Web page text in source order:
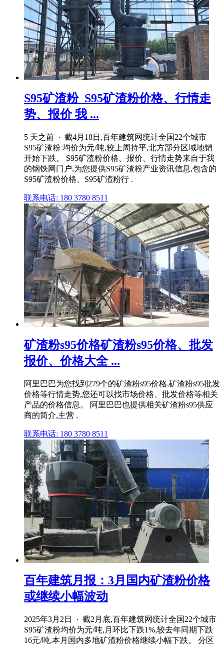
S95矿渣粉_S95矿渣粉价格、行情走
势、报价 我 ...
5 天之前 · 截4月18日,百年建筑网统计全国22个城市
S95矿渣粉 均价为元/吨,较上周持平,北方部分区域地销
开始下跌。 S95矿渣粉价格、报价、行情走势来自于我
的钢铁网门户,为您提供S95矿渣粉产业资讯信息,包含的
S95矿渣粉价格、S95矿渣粉行 .
联系电话: 180 3780 8511
矿渣粉s95价格矿渣粉s95价格、批发
报价、价格大全 ...
阿里巴巴为您找到279个的矿渣粉s95价格,矿渣粉s95批发
价格等行情走势,您还可以找市场价格、批发价格等相关
产品的价格信息。 阿里巴巴也提供相关矿渣粉s95供应
商的简介,主营 .
联系电话: 180 3780 8511
百年建筑月报：3月国内矿渣粉价格
或继续小幅波动
2025年3月2日 · 截2月底,百年建筑网统计全国22个城市
S95矿渣粉均价为元/吨,月环比下跌1%,较去年同期下跌
16元/吨,本月国内多地矿渣粉价格继续小幅下跌。 分区